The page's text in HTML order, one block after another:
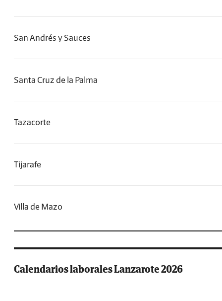
San Andrés y Sauces
Santa Cruz de la Palma
Tazacorte
Tijarafe
Villa de Mazo
Calendarios laborales Lanzarote 2026